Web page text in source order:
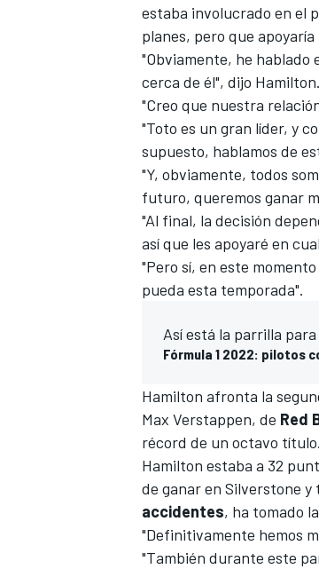
MÁS CATEGORÍAS
estaba involucrado en el
planes, pero que
"Obviamente, he hablado
cerca de él", dijo Hamilton.
"Creo que nuestra
"Toto es un gran líder, y
supuesto, hablamos de
"Y, obviamente, todos
futuro, queremos ganar
"Al final, la decisión
así que les apoyaré en
"Pero sí, en este
pueda esta temporada".
Así está la parrilla
Fórmula 1 2022: pilotos
Hamilton afronta la
Max Verstappen, de Red
récord de un octavo título.
Hamilton estaba a 32
de ganar en Silverstone
accidentes, ha tomado
"Definitivamente hemos
"También durante este